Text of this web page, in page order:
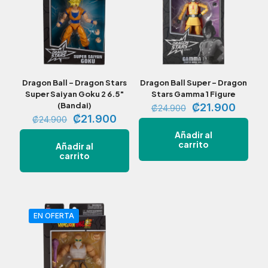
Dragon Ball – Dragon Stars
Super Saiyan Goku 2 6.5″
(Bandai)
₡24.900
El
precio
original
era:
₡24.900.
₡21.900
precio
₡21.900.
Añadir al
carrito
Dragon Ball Super – Dragon
Stars Gamma 1 Figure
₡24.900
El
precio
original
era:
₡24.900.
₡21.900El
precio
Añadir al
carrito
EN OFERTA